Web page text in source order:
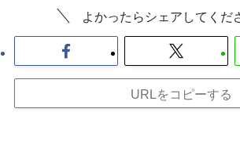
よかったらシェアしてくだ
URLをコピーする